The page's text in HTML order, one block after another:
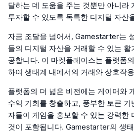
달하는 데 도움을 주는 것뿐만 아니라
투자할 수 있도록 독특한 디지털 자산
자금 조달을 넘어서, Gamestarter는
들의 디지털 자산을 거래할 수 있는
공합니다. 이 마켓플레이스는 플랫폼
하여 생태계 내에서의 거래와 상호작
플랫폼의 더 넓은 비전에는 게이머와
수익 기회를 창출하고, 풍부한 토큰
자들이 게임을 홍보할 수 있는 강력한
것이 포함됩니다. Gamestarter의 생